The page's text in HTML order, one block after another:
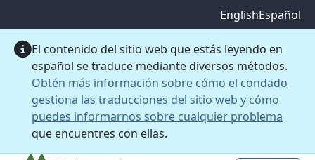
EnglishEspañol
El contenido del sitio web que estás leyendo en
español se traduce mediante diversos métodos.
Obtén más información sobre cómo el condado
gestiona las traducciones del sitio web y cómo
puedes informarnos sobre cualquier problema
que encuentres con ellas.